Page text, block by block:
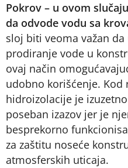
Pokrov – u ovom
da odvode vodu sa
sloj biti veoma važan
prodiranje vode u
ovaj način
udobno korišćenje. Kod
hidroizolacije je
poseban izazov jer je
besprekorno
za zaštitu noseće
atmosferskih uticaja.